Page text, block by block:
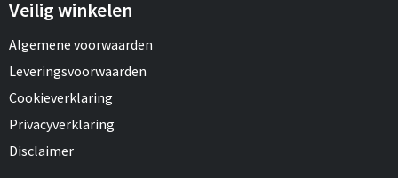
Veilig winkelen
Algemene voorwaarden
Leveringsvoorwaarden
Cookieverklaring
Privacyverklaring
Disclaimer